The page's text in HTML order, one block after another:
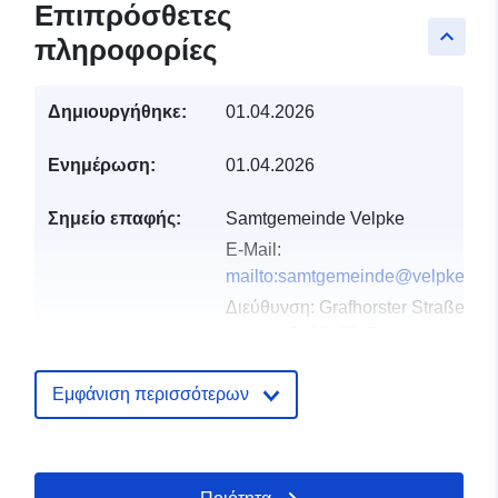
keyboard_arrow_up
Επιπρόσθετες
πληροφορίες
Δημιουργήθηκε: 01.04.2026
Ενημέρωση: 01.04.2026
Σημείο επαφής:
Samtgemeinde Velpke
E-Mail:
mailto:samtgemeinde@velpke.de
Διεύθυνση: Grafhorster Straße 6,
http://www.velpke.de
καταλόγου:
April 2026
Εμφάνιση περισσότερων